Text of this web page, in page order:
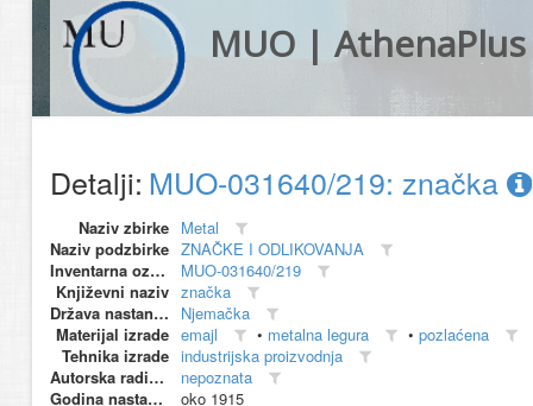
MUO | AthenaPlus
Detalji: MUO-031640/219: značka
Naziv zbirke Metal
Naziv podzbirke ZNAČKE I ODLIKOVANJA
Inventarna oznaka
MUO-031640/219
Književni naziv značka
Država nastanka
Njemačka
Materijal izrade emajl • metalna legura • pozlaćena
Tehnika izrade industrijska proizvodnja
Autorska radionica (proizvođač)
nepoznata
Godina nastanka
oko 1915